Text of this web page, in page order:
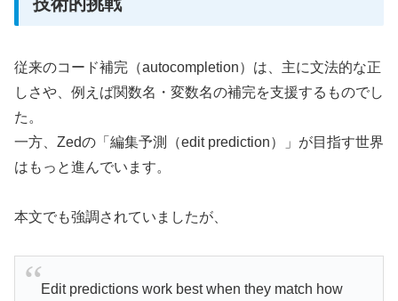
従来のコード補完（autocompletion）は、主に文法的な正
しさや、例えば関数名・変数名の補完を支援するものでし
た。
一方、Zedの「編集予測（edit prediction）」が目指す世界
はもっと進んでいます。
本文でも強調されていましたが、
Edit predictions work best when they match how